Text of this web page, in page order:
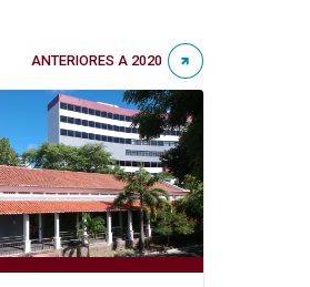
ANTERIORES A 2020